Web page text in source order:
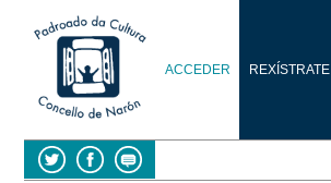
inclúe
sistema
ACCEDER REXÍSTRATE